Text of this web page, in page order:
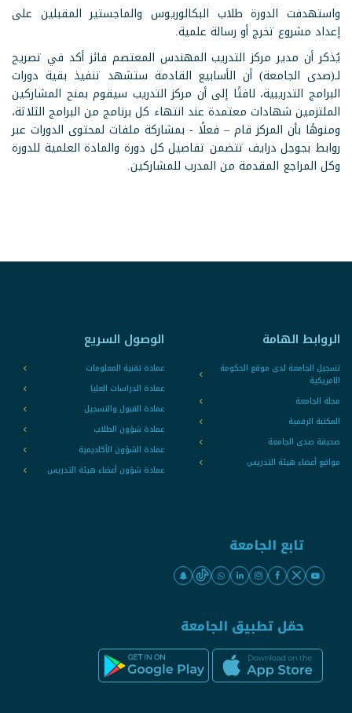
واستهدفت الدورة طلاب البكالوريوس والماجستير المقبلين على
إعداد مشروع تخرج أو رسالة علمية.
يُذكر أن مدير مركز التدريب المهندس المعتصم فائز أكد في تصريح
لـ(صدى الجامعة) أن الأسابيع القادمة ستشهد تنفيذ بقية دورات
البرامج التدريبية، لافتًا إلى أن مركز التدريب سيقوم بمنح المشاركين
الملتزمين شهادات معتمدة عند انتهاء كل برنامج من البرامج الثلاثة،
ومنوهًا بأن المركز قام – فعلًا - بمشاركة ملفات لمحتوى الدورات عبر
روابط بجوجل درايف تتضمن تفاصيل كل دورة والمادة العلمية للدورة
وكل المراجع المقدمة من المدرب للمشاركين.
الروابط الهامة
تسجيل الجامعة لدى موقع الحكومة
الامريكية
مجلة الجامعة
المكتبة الرقمية
صحيفة صدى الجامعة
مواقع أعضاء هيئة التدريس
الوصول السريع
عمادة تقنية المعلومات
عمادة الدراسات العليا
عمادة القبول والتسجيل
عمادة شؤون الطلاب
عمادة الشؤون الأكاديمية
عمادة شؤون أعضاء هيئة التدريس
تابع الجامعة
حمّل تطبيق الجامعة